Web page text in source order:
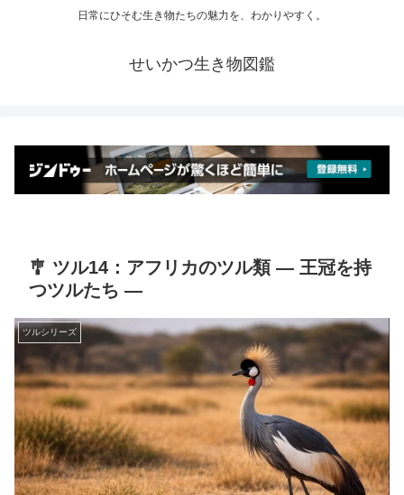
日常にひそむ生き物たちの魅力を、わかりやすく。
せいかつ生き物図鑑
🎐 ツル14：アフリカのツル類 ― 王冠を持
つツルたち ―
ツルシリーズ